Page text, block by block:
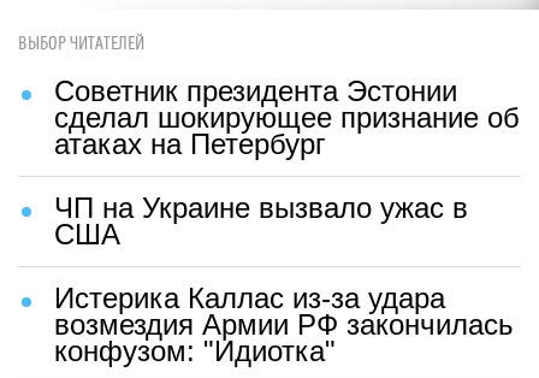
ВЫБОР ЧИТАТЕЛЕЙ
Советник президента Эстонии
сделал шокирующее признание об
атаках на Петербург
ЧП на Украине вызвало ужас в
США
Истерика Каллас из-за удара
возмездия Армии РФ закончилась
конфузом: "Идиотка"